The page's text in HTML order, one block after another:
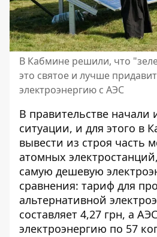
В Кабмине решили, что
это святое и лучше
электроэнергию с АЭС
В правительстве начали
ситуации, и для этого в
вывести из строя часть
атомных электростанций
самую дешевую
сравнения: тариф для
альтернативной
составляет 4,27 грн, а
электроэнергию по 57